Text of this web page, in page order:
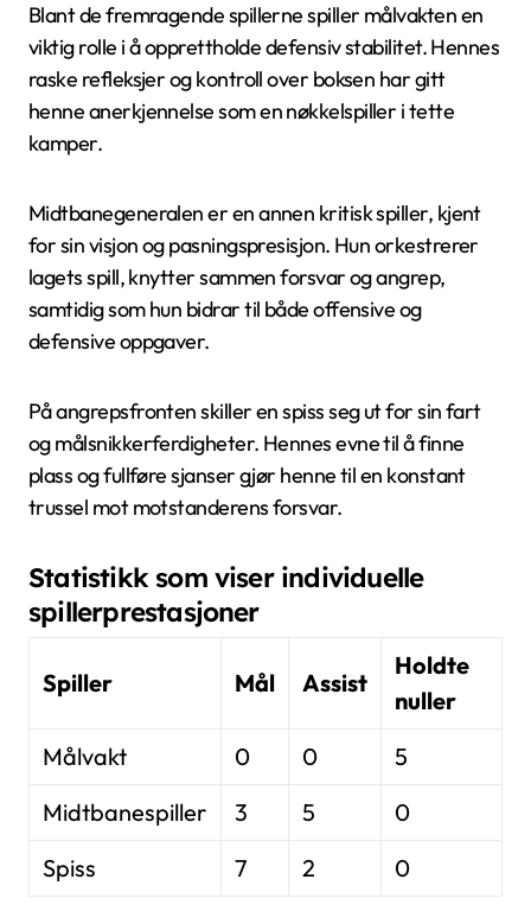
Blant de fremragende spillerne spiller målvakten en
viktig rolle i å opprettholde defensiv stabilitet. Hennes
raske refleksjer og kontroll over boksen har gitt
henne anerkjennelse som en nøkkelspiller i tette
kamper.
Midtbanegeneralen er en annen kritisk spiller, kjent
for sin visjon og pasningspresisjon. Hun orkestrerer
lagets spill, knytter sammen forsvar og angrep,
samtidig som hun bidrar til både offensive og
defensive oppgaver.
På angrepsfronten skiller en spiss seg ut for sin fart
og målsnikkerferdigheter. Hennes evne til å finne
plass og fullføre sjanser gjør henne til en konstant
trussel mot motstanderens forsvar.
Statistikk som viser individuelle
spillerprestasjoner
Spiller Mål Assist
Holdte
nuller
Målvakt
0 0
5
Midtbanespiller
3 5
0
Spiss
7 2 0